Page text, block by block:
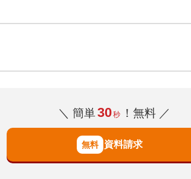
＼ 簡単30秒 ！無料 ／
資料請求